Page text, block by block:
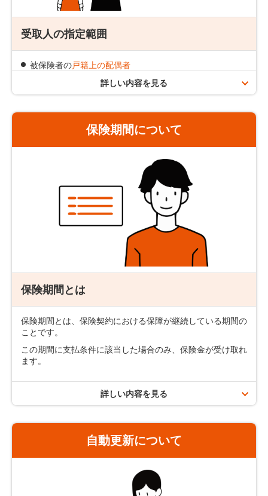
責任開始の日からその日を含めて3年以内の自殺の場合
は、免責事由となりますので、死亡保険金のお支払いは
できません。
受取人の指定範囲
被保険者の戸籍上の配偶者
配偶者や2親等内の血族がいない場合は、それ以外の方を
指定可能な場合もあります。
その他、事実婚のパートナーや同性のパートナーを指定
する場合については、以下のページをご確認ください。
同性のパートナーを受取人にしたい
詳しい内容を見る
保険期間について
保険期間とは
保険期間とは、保険契約における保障が継続している期間の
ことです。
この期間に支払条件に該当した場合のみ、保険金が受け取れ
ます。
年満了タイプ
契約可能年齢
詳しい内容を見る
自動更新について